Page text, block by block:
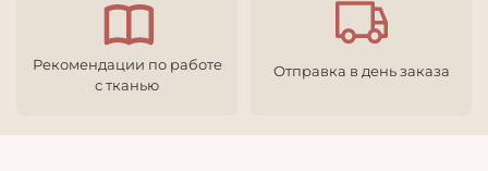
Рекомендации по работе
с тканью
Отправка в день заказа